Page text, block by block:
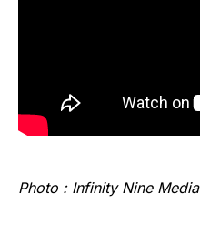
Photo : Infinity Nine Media